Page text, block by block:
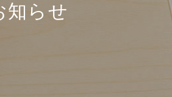
知らせ